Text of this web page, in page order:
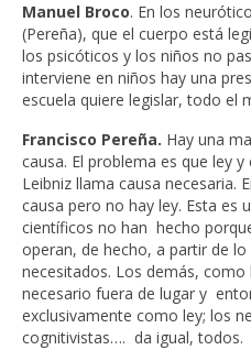
Manuel Broco. En los
(Pereña), que el cuerpo está
los psicóticos y los niños no
interviene en niños hay una
escuela quiere legislar, todo el
Francisco Pereña. Hay una
causa. El problema es que ley
Leibniz llama causa necesaria.
causa pero no hay ley. Esta es
científicos no han hecho
operan, de hecho, a partir de
necesitados. Los demás,
necesario fuera de lugar y
exclusivamente como ley; los
cognitivistas…. da igual, todos.